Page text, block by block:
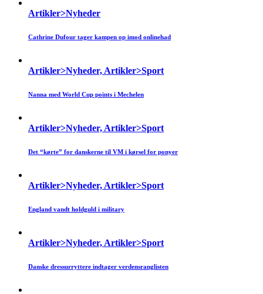
Artikler>Nyheder
Cathrine Dufour tager kampen op imod onlinehad
Artikler>Nyheder, Artikler>Sport
Nanna med World Cup points i Mechelen
Artikler>Nyheder, Artikler>Sport
Det “kørte” for danskerne til VM i kørsel for ponyer
Artikler>Nyheder, Artikler>Sport
England vandt holdguld i military
Artikler>Nyheder, Artikler>Sport
Danske dressurryttere indtager verdensranglisten